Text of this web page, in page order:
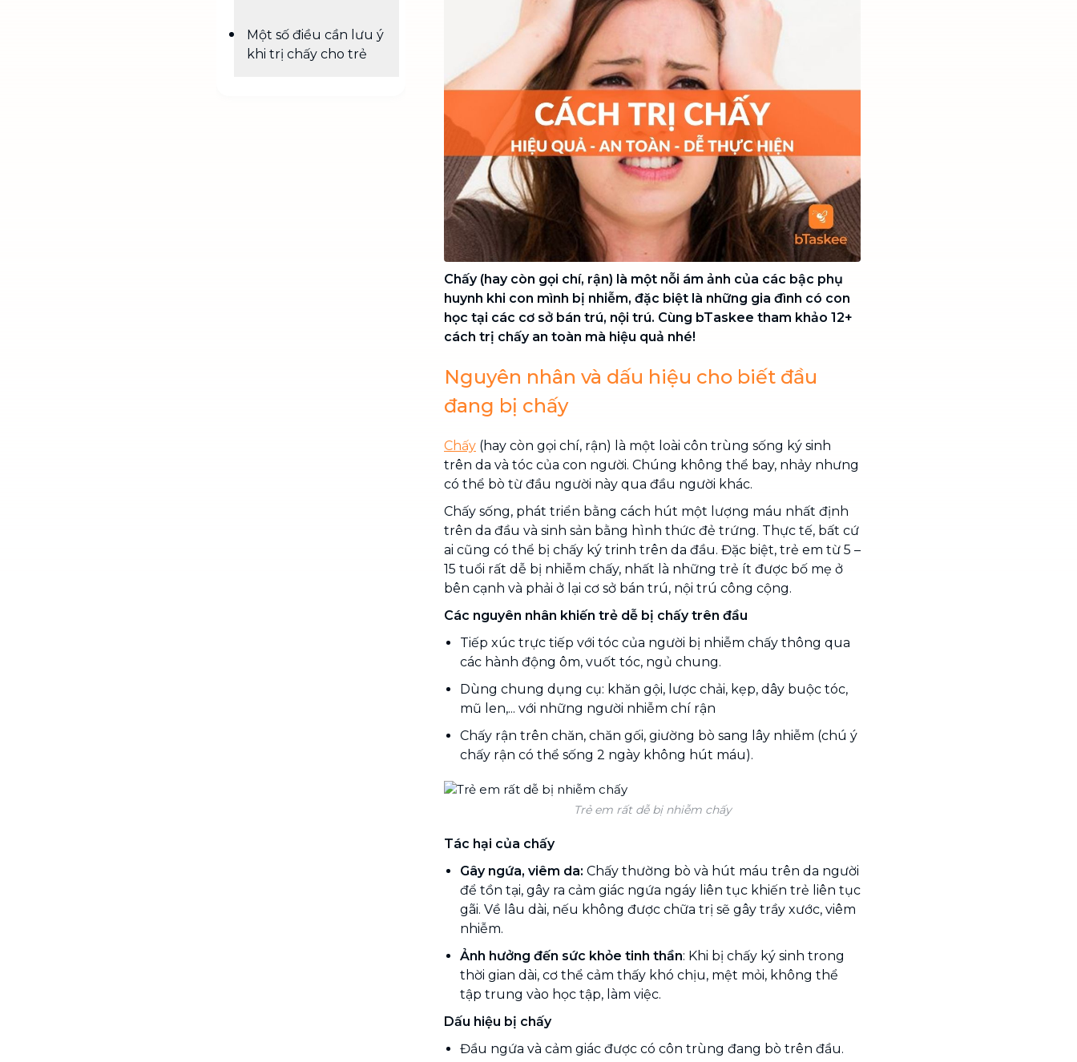
Chuyển nhà trọn gói, không lo dọn
dẹp nơi đi nơi đến
Vệ sinh công nghiệp NEW
Vệ sinh chuyên nghiệp cho văn
phòng, nhà xưởng, công trình lớn
Một số điều cần lưu ý
khi trị chấy cho trẻ
Chấy (hay còn gọi chí, rận) là một nỗi ám ảnh của các bậc phụ
huynh khi con mình bị nhiễm, đặc biệt là những gia đình có con
học tại các cơ sở bán trú, nội trú. Cùng bTaskee tham khảo 12+
cách trị chấy an toàn mà hiệu quả nhé!
Nguyên nhân và dấu hiệu cho biết đầu
đang bị chấy
Chấy (hay còn gọi chí, rận) là một loài côn trùng sống ký sinh
trên da và tóc của con người. Chúng không thể bay, nhảy nhưng
có thể bò từ đầu người này qua đầu người khác.
Chấy sống, phát triển bằng cách hút một lượng máu nhất định
trên da đầu và sinh sản bằng hình thức đẻ trứng. Thực tế, bất cứ
ai cũng có thể bị chấy ký trinh trên da đầu. Đặc biệt, trẻ em từ 5 –
15 tuổi rất dễ bị nhiễm chấy, nhất là những trẻ ít được bố mẹ ở
bên cạnh và phải ở lại cơ sở bán trú, nội trú công cộng.
Các nguyên nhân khiến trẻ dễ bị chấy trên đầu
Tiếp xúc trực tiếp với tóc của người bị nhiễm chấy thông qua
các hành động ôm, vuốt tóc, ngủ chung.
Dùng chung dụng cụ: khăn gội, lược chải, kẹp, dây buộc tóc,
mũ len,... với những người nhiễm chí rận
Chấy rận trên chăn, chăn gối, giường bò sang lây nhiễm (chú ý
chấy rận có thể sống 2 ngày không hút máu).
Trẻ em rất dễ bị nhiễm chấy
Tác hại của chấy
Gây ngứa, viêm da: Chấy thường bò và hút máu trên da người
để tồn tại, gây ra cảm giác ngứa ngáy liên tục khiến trẻ liên tục
gãi. Về lâu dài, nếu không được chữa trị sẽ gây trầy xước, viêm
nhiễm.
Ảnh hưởng đến sức khỏe tinh thần: Khi bị chấy ký sinh trong
thời gian dài, cơ thể cảm thấy khó chịu, mệt mỏi, không thể
tập trung vào học tập, làm việc.
Dấu hiệu bị chấy
Đầu ngứa và cảm giác được có côn trùng đang bò trên đầu.